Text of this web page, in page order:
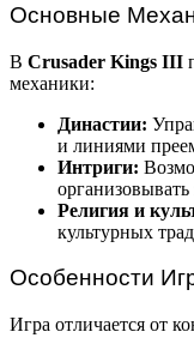
Основные
В Crusader Kings III
механики:
Династии:
и линиями
Интриги:
организовывать
Религия и
культурных
Особенности
Игра отличается от